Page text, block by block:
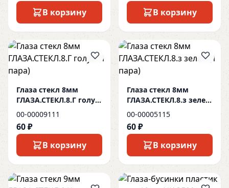
В корзину
В корзину
Глаза стекл 8мм
ГЛАЗА.СТЕКЛ.8.Г голуб
(1 пара)
00-00009111
60 ₽
В корзину
Глаза стекл 8мм
ГЛАЗА.СТЕКЛ.8.з зелен
(1 пара)
00-00005115
60 ₽
В корзину